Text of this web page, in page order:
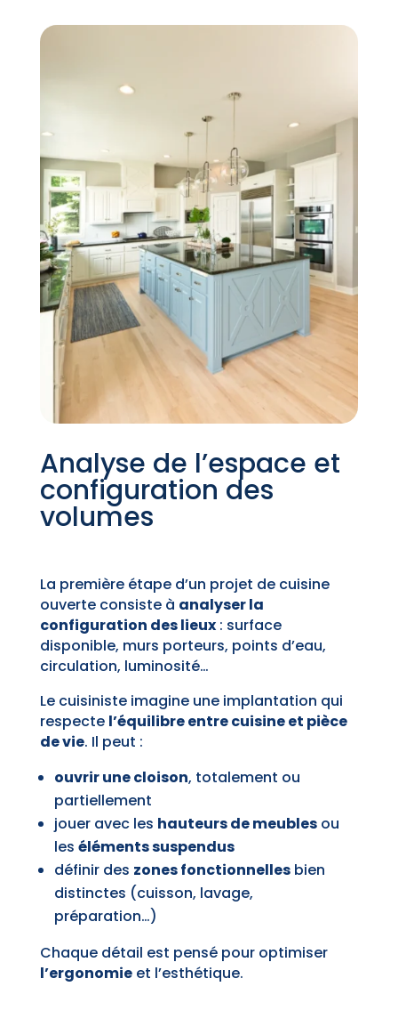
Analyse de l’espace et
configuration des
volumes
La première étape d’un projet de cuisine
ouverte consiste à analyser la
configuration des lieux: surface
disponible, murs porteurs, points d’eau,
circulation, luminosité…
Le cuisiniste imagine une implantation qui
respecte l’équilibre entre cuisine et pièce
de vie. Il peut :
ouvrir une cloison, totalement ou
partiellement
jouer avec les hauteurs de meublesou
les éléments suspendus
définir des zones fonctionnellesbien
distinctes (cuisson, lavage,
préparation…)
Chaque détail est pensé pour optimiser
l’ergonomieet l’esthétique.